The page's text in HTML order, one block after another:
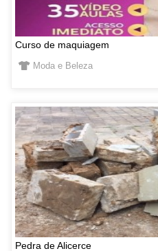
Curso de maquiagem
Moda e Beleza
Pedra de Alicerce